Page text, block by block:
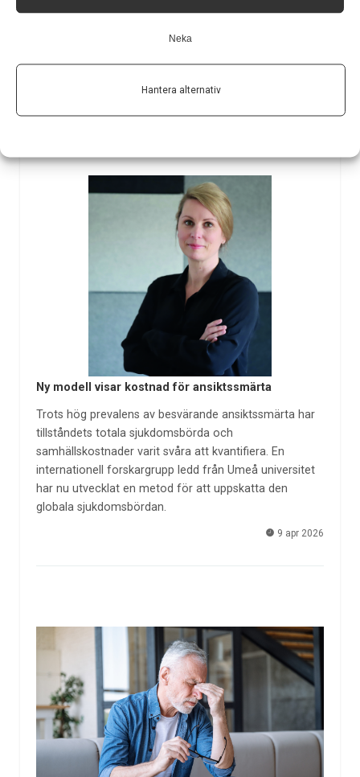
Neka
Hantera alternativ
socialtjänstminister Camilla Waltersson Grönvall, inte
Ny modell visar kostnad för ansiktssmärta
Trots hög prevalens av besvärande ansiktssmärta har
tillståndets totala sjukdomsbörda och
samhällskostnader varit svåra att kvantifiera. En
internationell forskargrupp ledd från Umeå universitet
har nu utvecklat en metod för att uppskatta den
globala sjukdomsbördan.
9 apr 2026